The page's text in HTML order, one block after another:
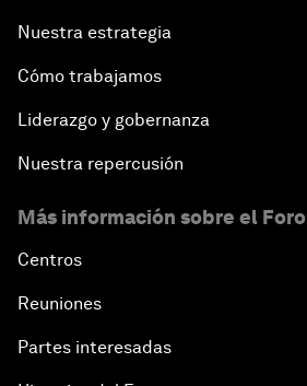
Nuestra estrategia
Cómo trabajamos
Liderazgo y gobernanza
Nuestra repercusión
Más información sobre el Foro
Centros
Reuniones
Partes interesadas